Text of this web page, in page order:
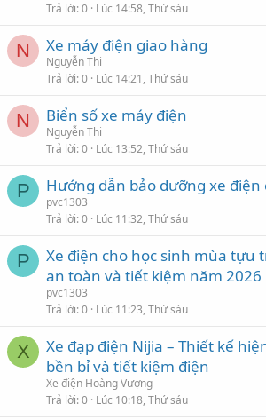
Trả lời 0 Lúc 14:58, Thứ sáu
N Xe máy điện giao hàng
Nguyễn Thi
Trả lời 0 Lúc 14:21, Thứ sáu
N Biển số xe máy điện
Nguyễn Thi
Trả lời 0 Lúc 13:52, Thứ sáu
P Hướng dẫn bảo dưỡng xe điện
pvc1303
Trả lời 0 Lúc 11:32, Thứ sáu
P
Xe điện cho học sinh mùa tựu
an toàn và tiết kiệm năm 2026
pvc1303
Trả lời 0 Lúc 11:23, Thứ sáu
X
Xe đạp điện Nijia – Thiết kế
bền bỉ và tiết kiệm điện
Xe điện Hoàng Vượng
Trả lời 0 Lúc 10:18, Thứ sáu